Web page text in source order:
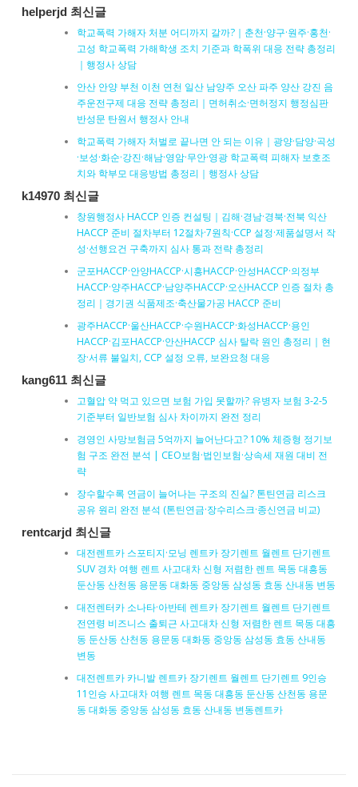
helperjd 최신글
학교폭력 가해자 처분 어디까지 갈까?｜춘천·양구·원주·홍천·
고성 학교폭력 가해학생 조치 기준과 학폭위 대응 전략 총정리
｜행정사 상담
안산 안양 부천 이천 연천 일산 남양주 오산 파주 양산 강진 음
주운전구제 대응 전략 총정리｜면허취소·면허정지 행정심판
반성문 탄원서 행정사 안내
학교폭력 가해자 처벌로 끝나면 안 되는 이유｜광양·담양·곡성
·보성·화순·강진·해남·영암·무안·영광 학교폭력 피해자 보호조
치와 학부모 대응방법 총정리｜행정사 상담
k14970 최신글
창원행정사 HACCP 인증 컨설팅｜김해·경남·경북·전북 익산
HACCP 준비 절차부터 12절차·7원칙·CCP 설정·제품설명서 작
성·선행요건 구축까지 심사 통과 전략 총정리
군포HACCP·안양HACCP·시흥HACCP·안성HACCP·의정부
HACCP·양주HACCP·남양주HACCP·오산HACCP 인증 절차 총
정리｜경기권 식품제조·축산물가공 HACCP 준비
광주HACCP·울산HACCP·수원HACCP·화성HACCP·용인
HACCP·김포HACCP·안산HACCP 심사 탈락 원인 총정리｜현
장·서류 불일치, CCP 설정 오류, 보완요청 대응
kang611 최신글
고혈압 약 먹고 있으면 보험 가입 못할까? 유병자 보험 3-2-5
기준부터 일반보험 심사 차이까지 완전 정리
경영인 사망보험금 5억까지 늘어난다고? 10% 체증형 정기보
험 구조 완전 분석 | CEO보험·법인보험·상속세 재원 대비 전
략
장수할수록 연금이 늘어나는 구조의 진실? 톤틴연금 리스크
공유 원리 완전 분석 (톤틴연금·장수리스크·종신연금 비교)
rentcarjd 최신글
대전렌트카 스포티지·모닝 렌트카 장기렌트 월렌트 단기렌트
SUV 경차 여행 렌트 사고대차 신형 저렴한 렌트 목동 대흥동
둔산동 산천동 용문동 대화동 중앙동 삼성동 효동 산내동 변동
대전렌터카 소나타·아반테 렌트카 장기렌트 월렌트 단기렌트
전연령 비즈니스 출퇴근 사고대차 신형 저렴한 렌트 목동 대흥
동 둔산동 산천동 용문동 대화동 중앙동 삼성동 효동 산내동
변동
대전렌트카 카니발 렌트카 장기렌트 월렌트 단기렌트 9인승
11인승 사고대차 여행 렌트 목동 대흥동 둔산동 산천동 용문
동 대화동 중앙동 삼성동 효동 산내동 변동렌트카